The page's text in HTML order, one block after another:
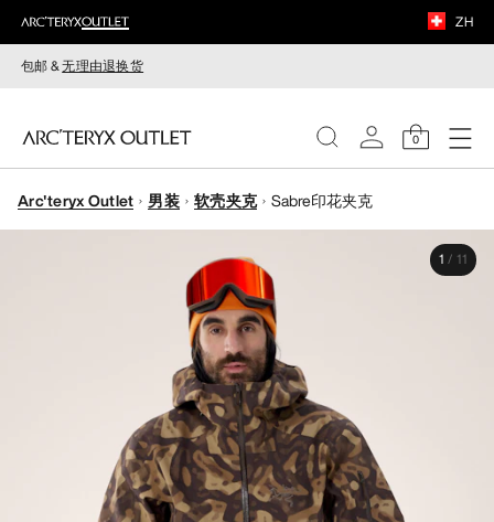
ZH
包邮 &无理由退换货
0
女装
Arc'teryx Outlet 男装 软壳夹克 Sabre印花夹克
1 / 11